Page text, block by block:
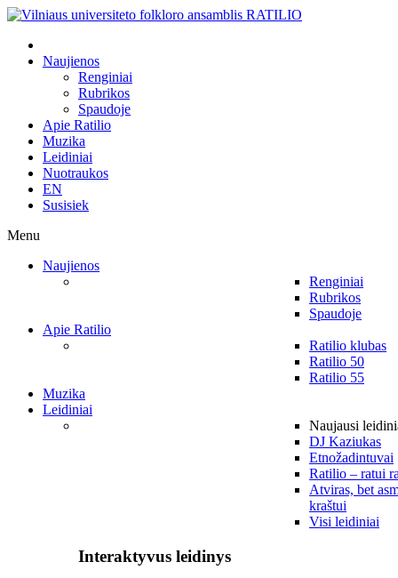
Naujienos
Renginiai
Rubrikos
Spaudoje
Apie Ratilio
Muzika
Leidiniai
Nuotraukos
EN
Susisiek
Menu
Naujienos
Renginiai
Rubrikos
Spaudoje
Apie Ratilio
Ratilio klubas
Ratilio 50
Ratilio 55
Muzika
Leidiniai
Naujausi
DJ Kaziukas
Etnožadintuvai
Ratilio – ratui
Atviras, bet
kraštui
Visi leidiniai
Interaktyvus leidinys